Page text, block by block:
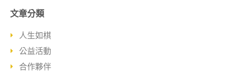
文章分類
人生如棋
公益活動
合作夥伴